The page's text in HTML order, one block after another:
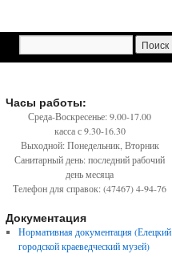
Часы работы:
Среда-Воскресенье: 9.00-17.00
касса с 9.30-16.30
Выходной: Понедельник, Вторник
Санитарный день: последний рабочий
день месяца
Телефон для справок: (47467) 4-94-76
Документация
Нормативная документация (Елецкий
городской краеведческий музей)